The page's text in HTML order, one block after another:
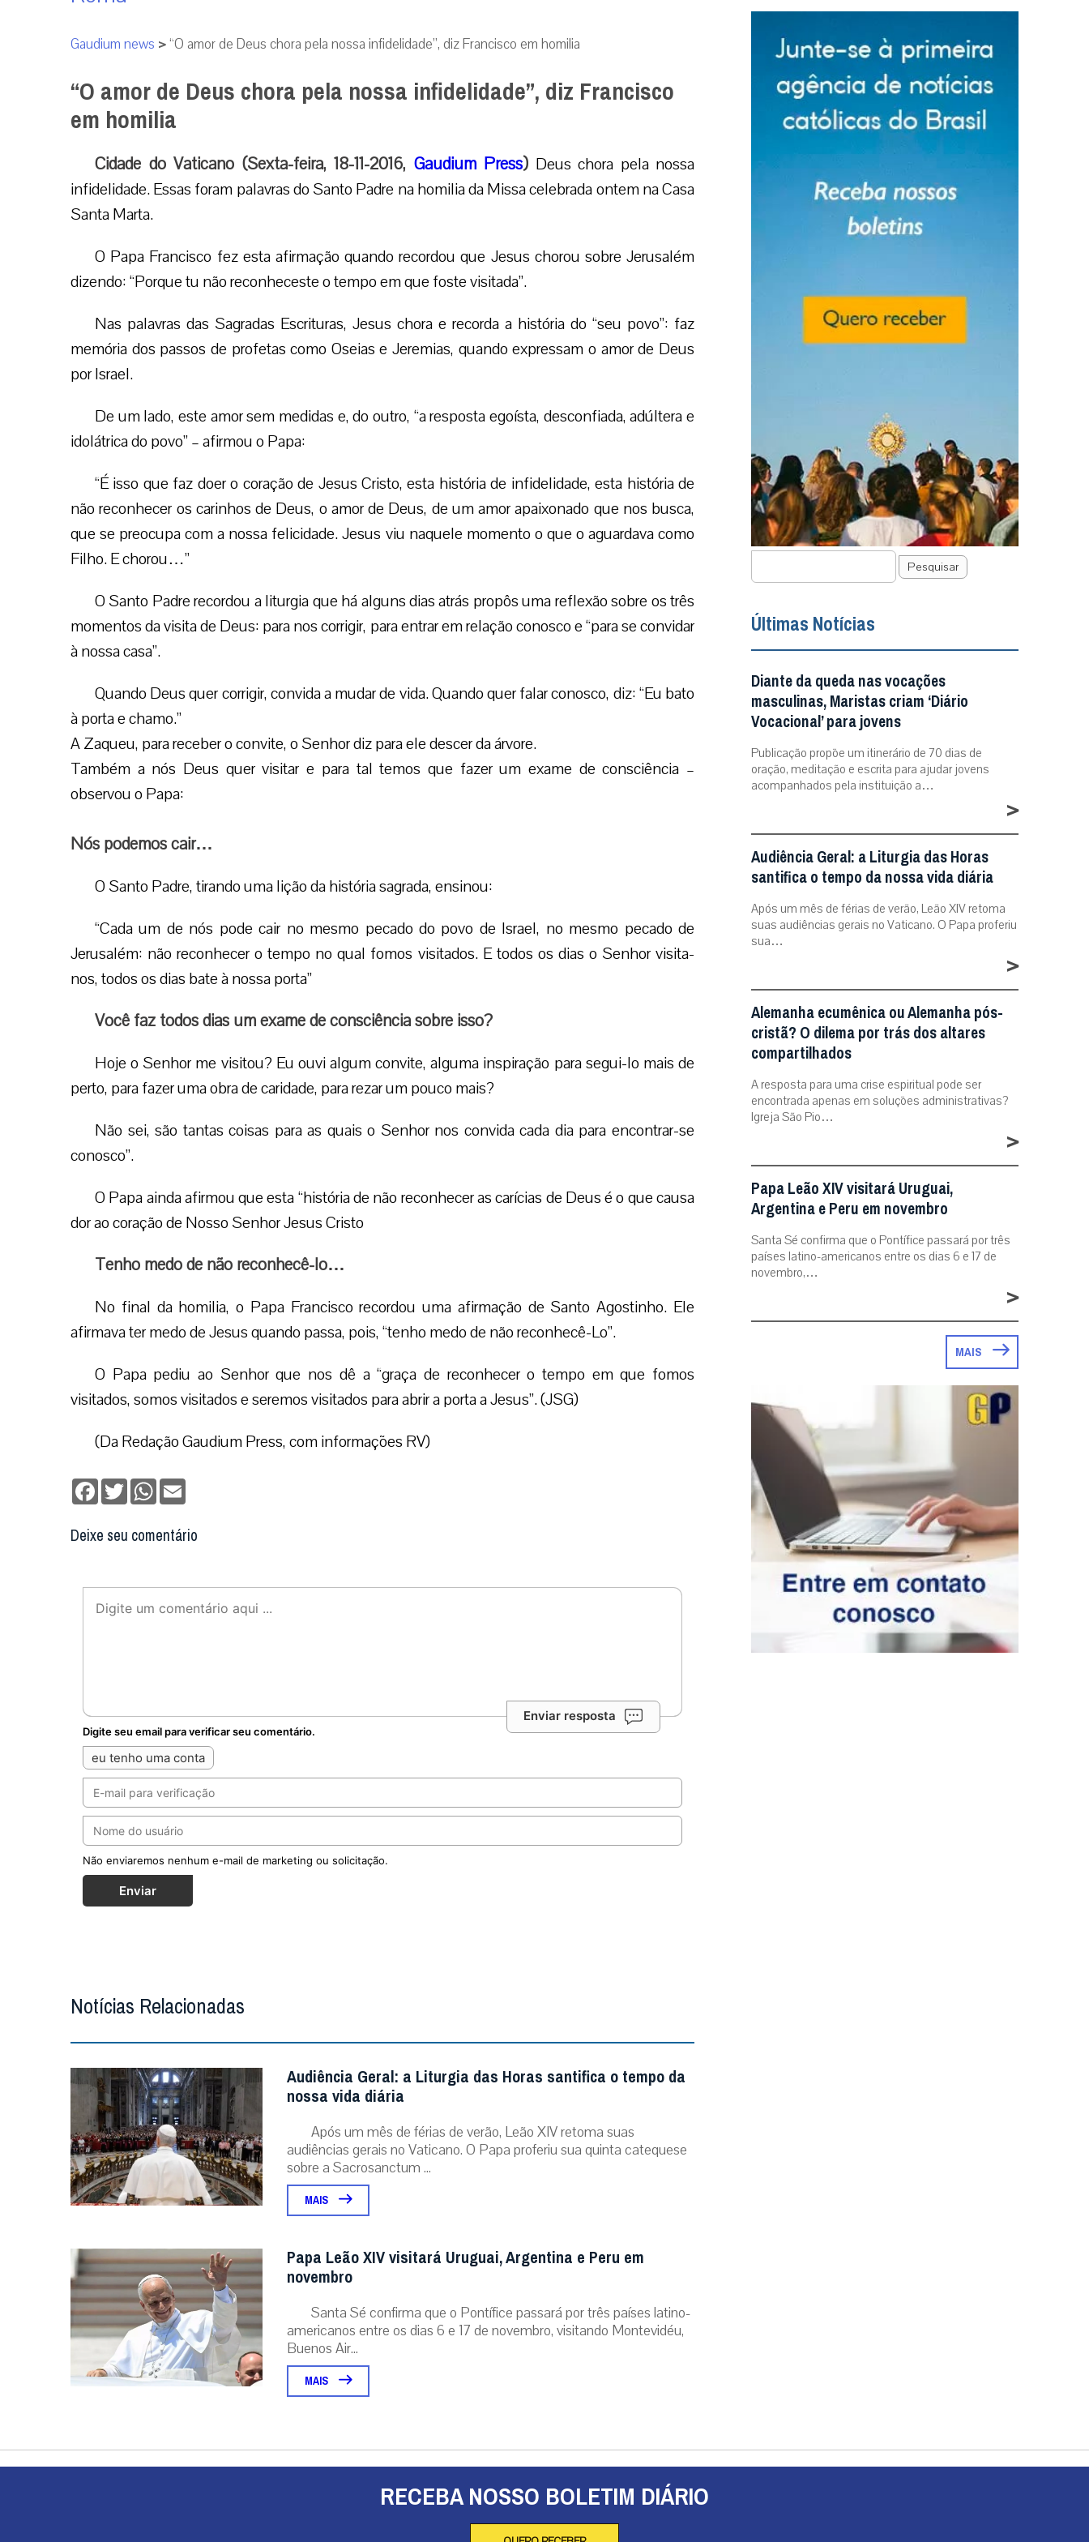
Gaudium news >“O amor de Deus chora pela nossa infidelidade”, diz Francisco em homilia
“O amor de Deus chora pela nossa infidelidade”, diz Francisco
em homilia
Cidade do Vaticano (Sexta-feira, 18-11-2016, Gaudium Press) Deus chora pela nossa
infidelidade. Essas foram palavras do Santo Padre na homilia da Missa celebrada ontem na Casa
Santa Marta.
O Papa Francisco fez esta afirmação quando recordou que Jesus chorou sobre Jerusalém
dizendo: “Porque tu não reconheceste o tempo em que foste visitada”.
Nas palavras das Sagradas Escrituras, Jesus chora e recorda a história do “seu povo”: faz
memória dos passos de profetas como Oseias e Jeremias, quando expressam o amor de Deus
por Israel.
De um lado, este amor sem medidas e, do outro, “a resposta egoísta, desconfiada, adúltera e
idolátrica do povo” – afirmou o Papa:
“É isso que faz doer o coração de Jesus Cristo, esta história de infidelidade, esta história de
não reconhecer os carinhos de Deus, o amor de Deus, de um amor apaixonado que nos busca,
que se preocupa com a nossa felicidade. Jesus viu naquele momento o que o aguardava como
Filho. E chorou…”
O Santo Padre recordou a liturgia que há alguns dias atrás propôs uma reflexão sobre os três
momentos da visita de Deus: para nos corrigir, para entrar em relação conosco e “para se convidar
à nossa casa”.
Quando Deus quer corrigir, convida a mudar de vida. Quando quer falar conosco, diz: “Eu bato
à porta e chamo.”
A Zaqueu, para receber o convite, o Senhor diz para ele descer da árvore.
Também a nós Deus quer visitar e para tal temos que fazer um exame de consciência –
observou o Papa:
Nós podemos cair…
O Santo Padre, tirando uma lição da história sagrada, ensinou:
“Cada um de nós pode cair no mesmo pecado do povo de Israel, no mesmo pecado de
Jerusalém: não reconhecer o tempo no qual fomos visitados. E todos os dias o Senhor visita-
nos, todos os dias bate à nossa porta”
Você faz todos dias um exame de consciência sobre isso?
Hoje o Senhor me visitou? Eu ouvi algum convite, alguma inspiração para segui-lo mais de
perto, para fazer uma obra de caridade, para rezar um pouco mais?
Não sei, são tantas coisas para as quais o Senhor nos convida cada dia para encontrar-se
conosco”.
O Papa ainda afirmou que esta “história de não reconhecer as carícias de Deus é o que causa
dor ao coração de Nosso Senhor Jesus Cristo
Tenho medo de não reconhecê-lo…
No final da homilia, o Papa Francisco recordou uma afirmação de Santo Agostinho. Ele
afirmava ter medo de Jesus quando passa, pois, “tenho medo de não reconhecê-Lo”.
O Papa pediu ao Senhor que nos dê a “graça de reconhecer o tempo em que fomos
visitados, somos visitados e seremos visitados para abrir a porta a Jesus”. (JSG)
(Da Redação Gaudium Press, com informações RV)
Facebook
TwitterWhatsApp
Deixe seu comentário
Enviar resposta
Digite seu email para verificar seu comentário.
eu tenho uma conta
Não enviaremos nenhum e-mail de marketing ou solicitação.
Enviar
Notícias Relacionadas
Audiência Geral: a Liturgia das Horas santifica o tempo da
nossa vida diária
Após um mês de férias de verão, Leão XIV retoma suas
audiências gerais no Vaticano. O Papa proferiu sua quinta catequese
sobre a Sacrosanctum ...
MAIS
Papa Leão XIV visitará Uruguai, Argentina e Peru em
novembro
Santa Sé confirma que o Pontífice passará por três países latino-
americanos entre os dias 6 e 17 de novembro, visitando Montevidéu,
Buenos Air...
MAIS
Pesquisar
Últimas Notícias
Diante da queda nas vocações
masculinas, Maristas criam ‘Diário
Vocacional’ para jovens
Publicação propõe um itinerário de 70 dias de
oração, meditação e escrita para ajudar jovens
acompanhados pela instituição a…
>
Audiência Geral: a Liturgia das Horas
santifica o tempo da nossa vida diária
Após um mês de férias de verão, Leão XIV retoma
suas audiências gerais no Vaticano. O Papa proferiu
sua…
>
Alemanha ecumênica ou Alemanha pós-
cristã? O dilema por trás dos altares
compartilhados
A resposta para uma crise espiritual pode ser
encontrada apenas em soluções administrativas?
Igreja São Pio…
>
Papa Leão XIV visitará Uruguai,
Argentina e Peru em novembro
Santa Sé confirma que o Pontífice passará por três
países latino-americanos entre os dias 6 e 17 de
novembro,…
>
MAIS
RECEBA NOSSO BOLETIM DIÁRIO